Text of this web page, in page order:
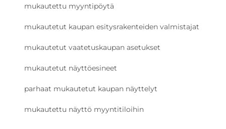
mukautettu myyntipöytä
mukautetut kaupan esitysrakenteiden valmistajat
mukautetut vaatetuskaupan asetukset
mukautetut näyttöesineet
parhaat mukautetut kaupan näyttelyt
mukautettu näyttö myyntitiloihin